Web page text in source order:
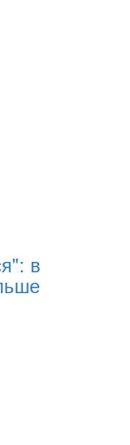
в